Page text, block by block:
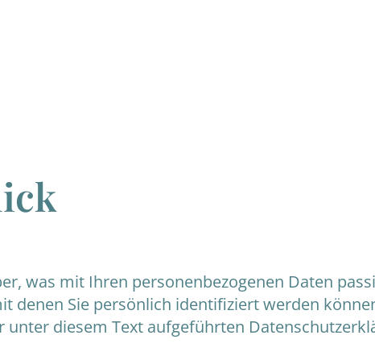
was mit Ihren personenbezogenen Daten
denen Sie persönlich identifiziert werden
diesem Text aufgeführten